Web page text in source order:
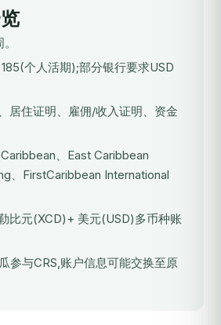
个人活期);部分银行要求USD
居住证明、雇佣/收入证明、资金
、East Caribbean
、FirstCaribbean International
比元(XCD)+ 美元(USD)多币种账
参与CRS,账户信息可能交换至原